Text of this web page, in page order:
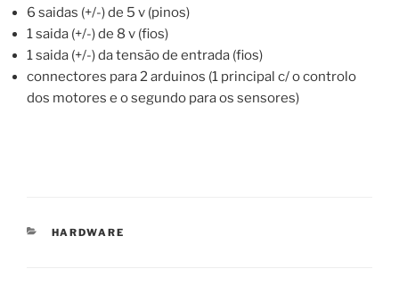
6 saidas (+/-) de 5 v (pinos)
1 saida (+/-) de 8 v (fios)
1 saida (+/-) da tensão de entrada (fios)
connectores para 2 arduinos (1 principal c/ o controlo
dos motores e o segundo para os sensores)
CATEGORIAS
HARDWARE